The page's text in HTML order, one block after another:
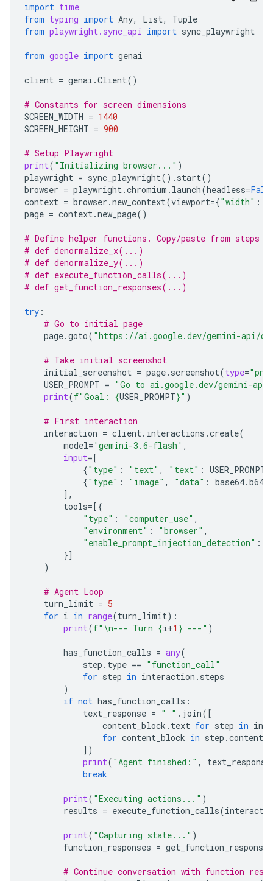
import time
from typing import Any, List,
Tuple
from playwright.sync_api import sync_playwright
from google import genai
client = genai .Client()
# Constants for screen dimensions
SCREEN_WIDTH = 1440
SCREEN_HEIGHT = 900
# Setup Playwright
print( "Initializing browser..." )
playwright = sync_playwright() . start()
browser = playwright.chromium . launch(headless=
context = browser .new_context(viewport={"width" :
page = context.new_page()
# Define helper functions. Copy/paste from steps 3
# def denormalize_x(...)
# def denormalize_y(...)
# def execute_function_calls(...)
# def get_function_responses(...)
try :
# Go to initial page
page.goto( "https://ai.google.dev/gemini-api/
# Take initial screenshot
initial_screenshot = page. screenshot(type=
USER_PROMPT = "Go to ai.google.dev/gemini-
print(f"Goal: {USER_PROMPT}" )
# First interaction
interaction = client. interactions .create(
model= 'gemini-3.6-flash' ,
input=[
{"type" : "text" , "text" : USER_PROMPT
{"type" : "image" , "data" : base64.
],
tools=[{
"type" : "computer_use" ,
"environment" : "browser" ,
"enable_prompt_injection_detection" :
}]
)
# Agent Loop
turn_limit = 5
for i in range(turn_limit):
print(f" \n--- Turn {i+1 } ---" )
has_function_calls = any(
step . type == "function_call"
for step in interaction . steps
)
if not has_function_calls :
text_response = " " . join([
content_block . text for step in
for content_block in step .content
])
print( "Agent finished:" , text_response
break
print( "Executing actions..." )
results = execute_function_calls(
print( "Capturing state..." )
function_responses = get_function_responses
# Continue conversation with function